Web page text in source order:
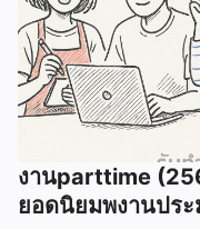
งานparttime
ยอดนิยมพงานประ